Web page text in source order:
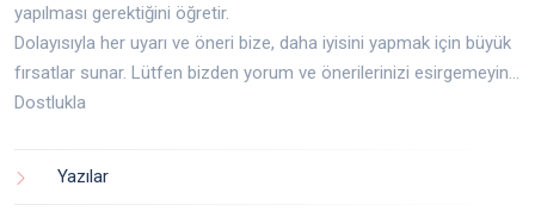
yapılması gerektiğini öğretir.
Dolayısıyla her uyarı ve öneri bize, daha iyisini yapmak için büyük
fırsatlar sunar. Lütfen bizden yorum ve önerilerinizi esirgemeyin...
Dostlukla
Yazılar